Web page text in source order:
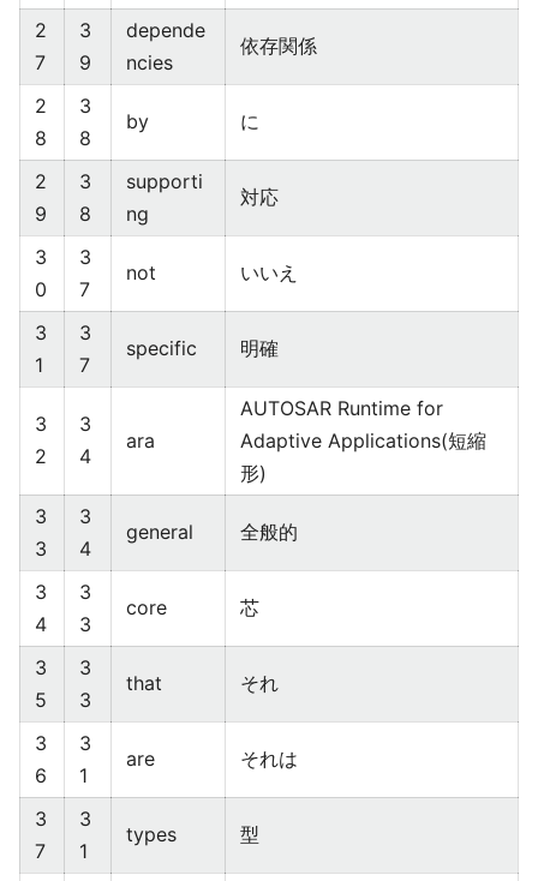
2
7
3
9
depende
ncies
依存関係
2
8
3
8
by に
2
9
3
8
supporti
ng
対応
3
0
3
7
not いいえ
3
1
3
7
specific 明確
3
2
3
4
ara
AUTOSAR Runtime for
Adaptive Applications(短縮
形)
3
3
3
4
general 全般的
3
4
3
3
core 芯
3
5
3
3
that それ
3
6
3
1
are それは
3
7
3
1
types 型